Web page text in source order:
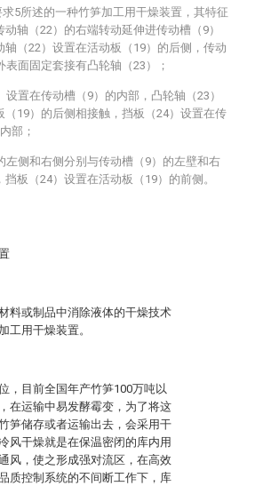
料或制品中消除液体的干燥技术
工用干燥装置。
，目前全国年产竹笋100万吨以
在运输中易发酵霉变，为了将这
笋储存或者运输出去，会采用干
风干燥就是在保温密闭的库内用
风，使之形成强对流区，在高效
质控制系统的不间断工作下，库
求5所述的一种竹笋加工用干燥装置，其特征
动轴（22）的右端转动延伸进传动槽（9）
轴（22）设置在活动板（19）的后侧，传动
表面固定套接有凸轮轴（23）；
设置在传动槽（9）的内部，凸轮轴（23）
（19）的后侧相接触，挡板（24）设置在传
部；
左侧和右侧分别与传动槽（9）的左壁和右
挡板（24）设置在活动板（19）的前侧。